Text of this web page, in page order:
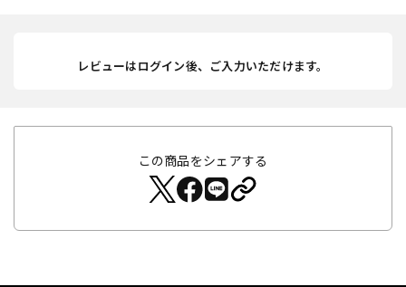
レビューはログイン後、ご入力いただけます。
この商品をシェアする